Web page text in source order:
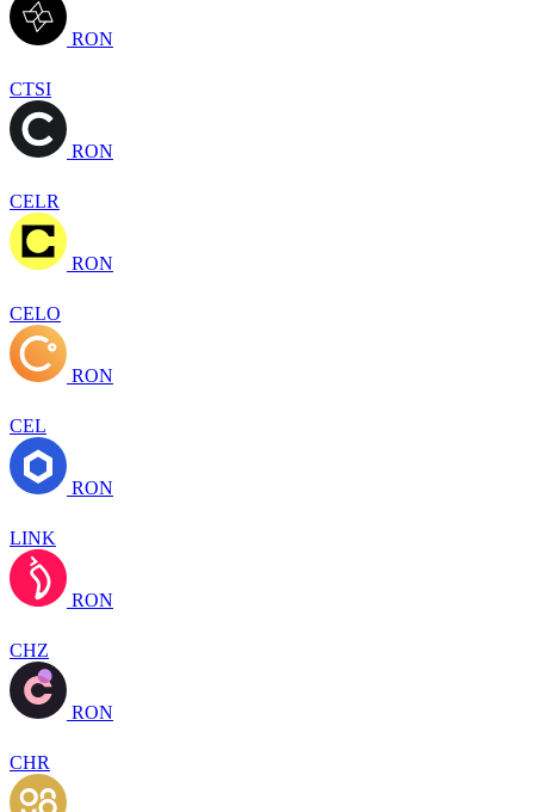
RON
CTSI
RON
CELR
RON
CELO
RON
CEL
RON
LINK
RON
CHZ
RON
CHR